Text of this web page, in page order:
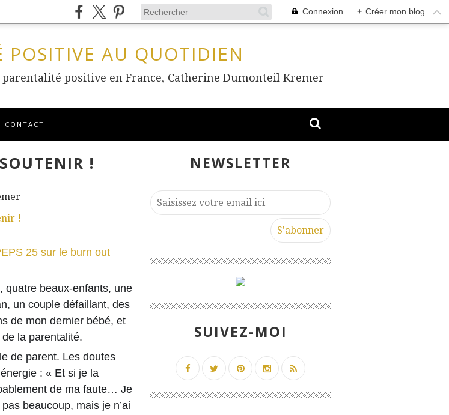
Connexion + Créer mon blog
POSITIVE AU QUOTIDIEN
positive en France, Catherine Dumonteil Kremer
CONTACT
!
25 sur le burn out
quatre beaux-enfants, une
un couple défaillant, des
de mon dernier bébé, et
la parentalité.
de parent. Les doutes
: « Et si je la
de ma faute… Je
beaucoup, mais je n’ai
NEWSLETTER
SUIVEZ-MOI